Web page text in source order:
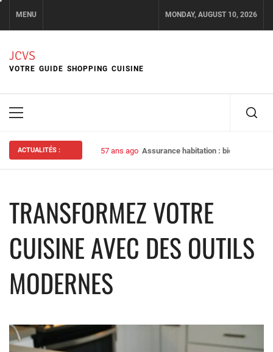
content
MENU MONDAY, AUGUST 10, 2026
JCVS
VOTRE GUIDE SHOPPING CUISINE
Primary
ACTUALITÉS : 57 ans ago Assurance habitation : bien choisir
TRANSFORMEZ VOTRE
CUISINE AVEC DES OUTILS
MODERNES